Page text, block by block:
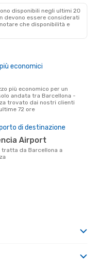
disponibili negli ultimi 20
devono essere considerati
che disponibilità e
più economici
andata tra Barcellona -
trovato dai nostri clienti
72 ore
di destinazione
Airport